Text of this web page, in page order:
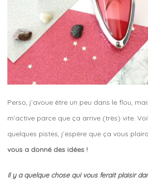
Perso, j’avoue être un peu dans le flou,
m’active parce que ça arrive (très) vite.
quelques pistes, j’espère que ça vous
vous a donné des idées !
Il y a quelque chose qui vous ferait plaisir